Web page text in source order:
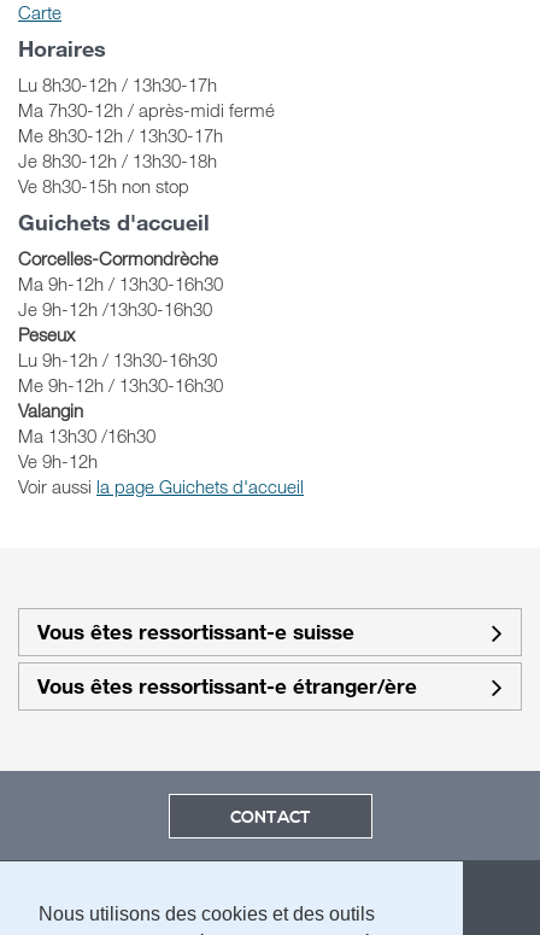
Nous utilisons des cookies et des outils
Carte
Horaires
Lu 8h30-12h / 13h30-17h
Ma 7h30-12h / après-midi fermé
Me 8h30-12h / 13h30-17h
Je 8h30-12h / 13h30-18h
Ve 8h30-15h non stop
Guichets d'accueil
Corcelles-Cormondrèche
Ma 9h-12h / 13h30-16h30
Je 9h-12h /13h30-16h30
Peseux
Lu 9h-12h / 13h30-16h30
Me 9h-12h / 13h30-16h30
Valangin
Ma 13h30 /16h30
Ve 9h-12h
Voir aussi la page Guichets d'accueil
Vous êtes ressortissant-e suisse
Vous êtes ressortissant-e étranger/ère
CONTACT